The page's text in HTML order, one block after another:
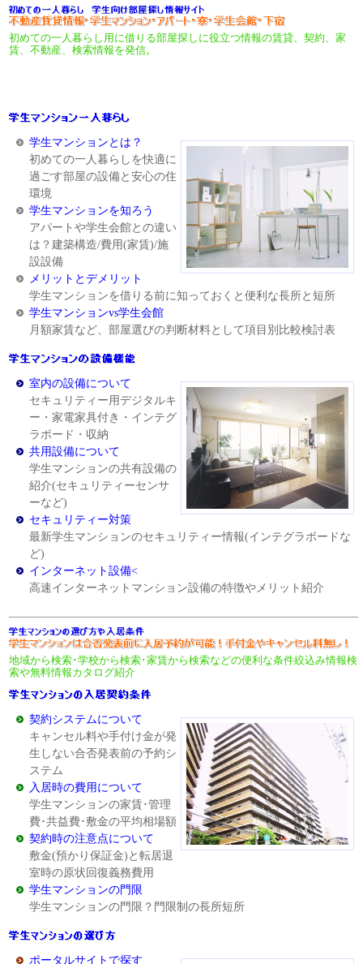
初めての一人暮らし用に借りる部屋探しに役立つ情報の賃貸、契約、家
賃、不動産、検索情報を発信。
学生マンションとは？
初めての一人暮らしを快適に
過ごす部屋の設備と安心の住
環境
学生マンションを知ろう
アパートや学生会館との違い
は？建築構造/費用(家賃)/施
設設備
メリットとデメリット
学生マンションを借りる前に知っておくと便利な長所と短所
学生マンションvs学生会館
月額家賃など、部屋選びの判断材料として項目別比較検討表
室内の設備について
セキュリティー用デジタルキ
ー・家電家具付き・インテグ
ラボード・収納
共用設備について
学生マンションの共有設備の
紹介(セキュリティーセンサ
ーなど)
セキュリティー対策
最新学生マンションのセキュリティー情報(インテグラボードな
ど)
インターネット設備<
高速インターネットマンション設備の特徴やメリット紹介
地域から検索･学校から検索･家賃から検索などの便利な条件絞込み情報検
索や無料情報カタログ紹介
契約システムについて
キャンセル料や手付け金が発
生しない合否発表前の予約シ
ステム
入居時の費用について
学生マンションの家賃･管理
費･共益費･敷金の平均相場額
契約時の注意点について
敷金(預かり保証金)と転居退
室時の原状回復義務費用
学生マンションの門限
学生マンションの門限？門限制の長所短所
ポータルサイトで探す